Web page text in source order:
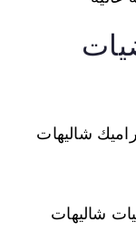
شاليهات
شاليهات